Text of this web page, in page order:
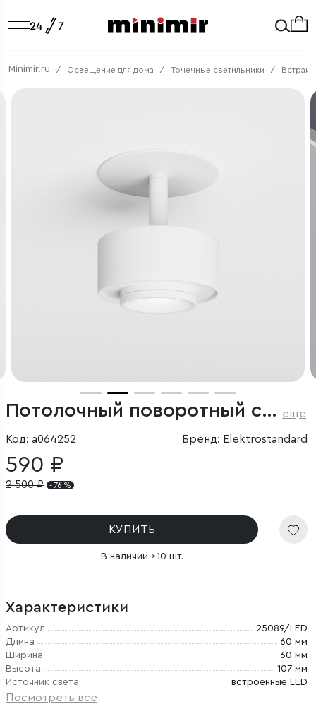
Minimir.ru Освещение для дома Точечные светильники
Потолочный поворотный светодиодный светильник Only 6W 4000K белый еще
Код: a064252 Бренд: Elektrostandard
590 ₽
2 500₽ - 76 %
КУПИТЬ
В наличии >10 шт.
Характеристики
Артикул
25089/LED
Длина
60 мм
Ширина
60 мм
Высота
107 мм
Источник света
встроенные LED
Посмотреть все